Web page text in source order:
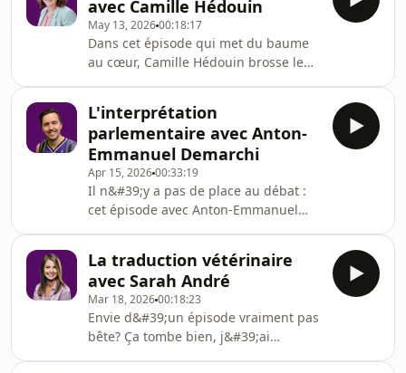
les langues s&#39;emmêlent? En
utilisant des mots fourre-tout!«
L&#39;impératif de clarté, c&#39;est
faire en sorte que le lecteur ou la
lectrice soit pas perdu.e dans un
amas de corps. »
avec Camille Hédouin
May 13, 202600:18:17
Dans cet épisode qui met du baume
au cœur, Camille Hédouin brosse le
beauté des adjectifs, les défis
linguistiques qui nous font parfois
piquer un fard et les astuces à suivre
pour éviter que l&#39;IA ne nous
fasse de l&#39;ombre... à paupières!«
De plus en plus la traduction
cosmétique se veut la plus inclusive
possible parce qu&#39;o
L'interprétation
parlementaire avec Anton-
Emmanuel Demarchi
Apr 15, 202600:33:19
Il n&#39;y a pas de place au débat :
cet épisode avec Anton-Emmanuel
un léger parti pris. Même si la
politique n’est pas votre domaine de
prédilection, après nous avoir
écoutés, vous aurez de quoi
gouverner vos prochaines
discussions.« Les jardiniers vont
La traduction vétérinaire
avec Sarah André
Mar 18, 202600:18:23
Envie d&#39;un épisode vraiment pas
bête? Ça tombe bien, j&#39;ai